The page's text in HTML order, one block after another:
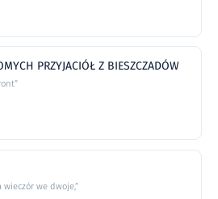
PRZYJACIÓŁ Z BIESZCZADÓW
wieczór we dwoje,”